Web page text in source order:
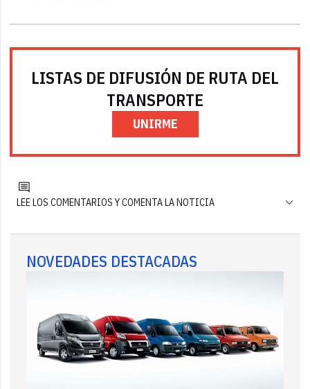
LISTAS DE DIFUSIÓN DE RUTA DEL
TRANSPORTE
UNIRME
LEE LOS COMENTARIOS Y COMENTA LA NOTICIA
NOVEDADES DESTACADAS